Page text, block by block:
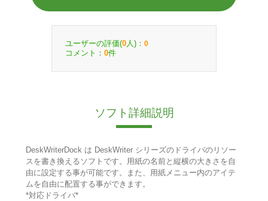
ユーザーの評価(0 人)： 0
コメント： 0件
ソフト詳細説明
DeskWriterDock は DeskWriter シリーズのドライバのリソー
スを書き換えるソフトです。用紙の名前と縦横の大きさを自
由に設定する事が可能です。また、用紙メニュー内のアイテ
ムを自由に配置する事ができます。
*対応ドライバ*